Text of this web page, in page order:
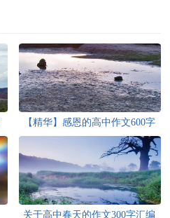
【精华】感恩的高中作文600字
关于高中春天的作文300字汇编